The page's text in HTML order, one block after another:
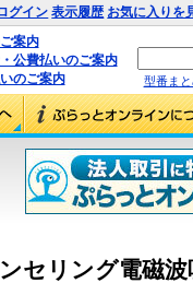
グイン 表示履歴 お気に入りを
案内
公費払いのご案内
のご案内
型番ま
セリング電磁